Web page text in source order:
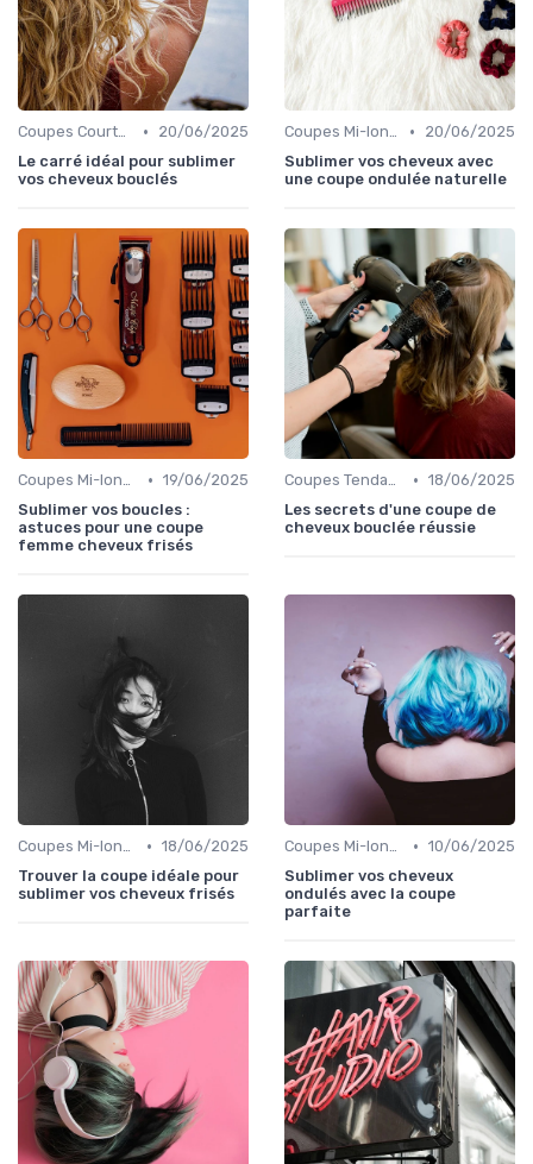
Coupes Courtes •
20/06/2025
Le carré idéal pour sublimer
vos cheveux bouclés
Coupes Mi-longues •
20/06/2025
Sublimer vos cheveux avec
une coupe ondulée naturelle
Coupes Mi-longues • 19/06/2025
Sublimer vos boucles :
astuces pour une coupe
femme cheveux frisés
Coupes Tendance et Modernes • 18/06/2025
Les secrets d'une coupe de
cheveux bouclée réussie
Coupes Mi-longues • 18/06/2025
Trouver la coupe idéale pour
sublimer vos cheveux frisés
Coupes Mi-longues • 10/06/2025
Sublimer vos cheveux
ondulés avec la coupe
parfaite